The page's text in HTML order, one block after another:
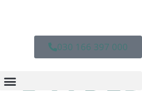
030 166 397 000